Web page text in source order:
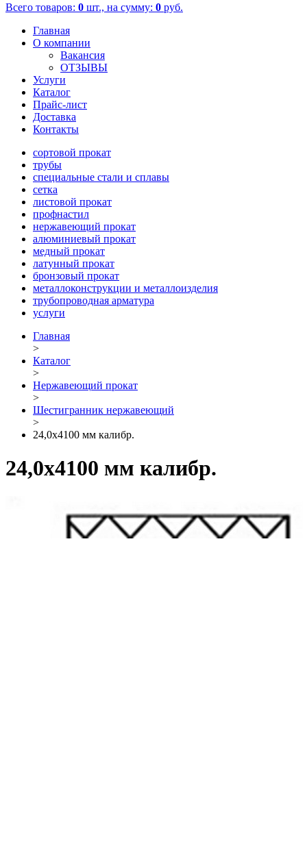
Всего товаров: 0 шт., на сумму: 0 руб.
Главная
О компании
Вакансия
ОТЗЫВЫ
Услуги
Каталог
Прайс-лист
Доставка
Контакты
сортовой прокат
трубы
специальные стали и сплавы
сетка
листовой прокат
профнастил
нержавеющий прокат
алюминиевый прокат
медный прокат
латунный прокат
бронзовый прокат
металлоконструкции и металлоизделия
трубопроводная арматура
услуги
Главная
>
Каталог
>
Нержавеющий прокат
>
Шестигранник нержавеющий
>
24,0х4100 мм калибр.
24,0х4100 мм калибр.